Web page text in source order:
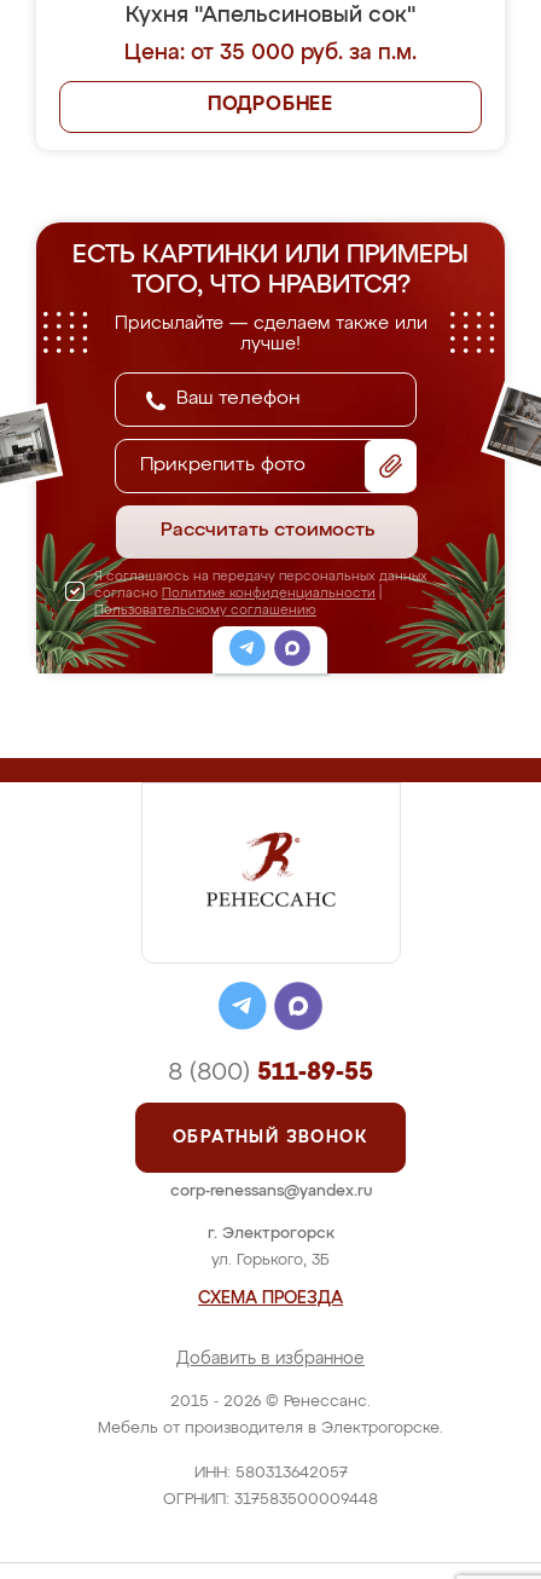
Кухня "Апельсиновый сок"
Цена: от 35 000 руб. за п.м.
ПОДРОБНЕЕ
ЕСТЬ КАРТИНКИ ИЛИ ПРИМЕРЫ
ТОГО, ЧТО НРАВИТСЯ?
Присылайте — сделаем также или
лучше!
Прикрепить фото
Рассчитать стоимость
Я соглашаюсь на передачу персональных данных
согласно Политике конфиденциальности
Пользовательскому соглашению
2015 - 2026 © Ренессанс.
Мебель от производителя в Электрогорске.
ИНН: 580313642057
ОГРНИП: 317583500009448
г. Электрогорск
ул. Горького, 3Б
СХЕМА ПРОЕЗДА
Добавить в избранное
8 (800) 511-89-55
ОБРАТНЫЙ ЗВОНОК
corp-renessans@yandex.ru